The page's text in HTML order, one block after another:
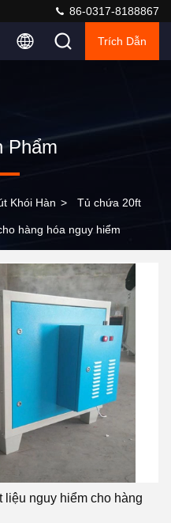
86-0317-8188867
Trích Dẫn
Phẩm
Khói Hàn > Tủ chứa 20ft
hàng hóa nguy hiểm
nguy hiểm cho hàng